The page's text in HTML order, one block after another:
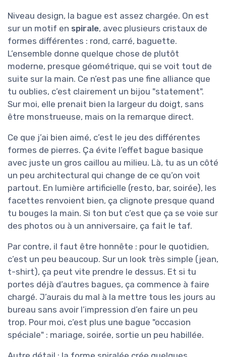
Niveau design, la bague est assez chargée. On est
sur un motif en spirale, avec plusieurs cristaux de
formes différentes : rond, carré, baguette.
L’ensemble donne quelque chose de plutôt
moderne, presque géométrique, qui se voit tout de
suite sur la main. Ce n’est pas une fine alliance que
tu oublies, c’est clairement un bijou "statement".
Sur moi, elle prenait bien la largeur du doigt, sans
être monstrueuse, mais on la remarque direct.
Ce que j’ai bien aimé, c’est le jeu des différentes
formes de pierres. Ça évite l’effet bague basique
avec juste un gros caillou au milieu. Là, tu as un côté
un peu architectural qui change de ce qu’on voit
partout. En lumière artificielle (resto, bar, soirée), les
facettes renvoient bien, ça clignote presque quand
tu bouges la main. Si ton but c’est que ça se voie sur
des photos ou à un anniversaire, ça fait le taf.
Par contre, il faut être honnête : pour le quotidien,
c’est un peu beaucoup. Sur un look très simple (jean,
t-shirt), ça peut vite prendre le dessus. Et si tu
portes déjà d’autres bagues, ça commence à faire
chargé. J’aurais du mal à la mettre tous les jours au
bureau sans avoir l’impression d’en faire un peu
trop. Pour moi, c’est plus une bague "occasion
spéciale" : mariage, soirée, sortie un peu habillée.